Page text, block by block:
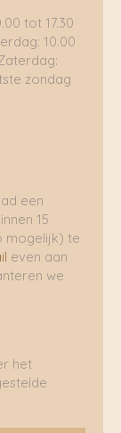
tot 17.30
10.00
zondag
een
15
mogelijk) te
even aan
we
het